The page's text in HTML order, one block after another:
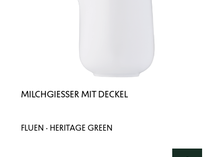
MILCHGIESSER MIT DECKEL
FLUEN · HERITAGE GREEN